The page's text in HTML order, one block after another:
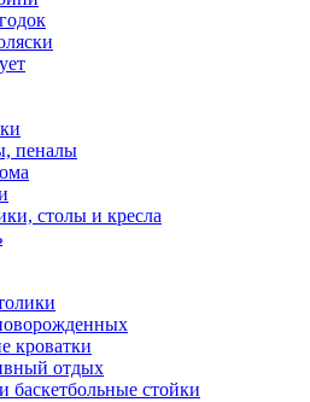
пеналы
столы и кресла
кроватки
отдых
баскетбольные стойки